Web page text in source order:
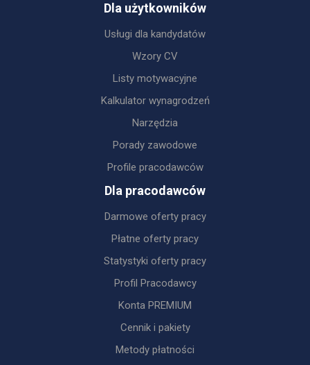
Dla użytkowników
Usługi dla kandydatów
Wzory CV
Listy motywacyjne
Kalkulator wynagrodzeń
Narzędzia
Porady zawodowe
Profile pracodawców
Dla pracodawców
Darmowe oferty pracy
Płatne oferty pracy
Statystyki oferty pracy
Profil Pracodawcy
Konta PREMIUM
Cennik i pakiety
Metody płatności